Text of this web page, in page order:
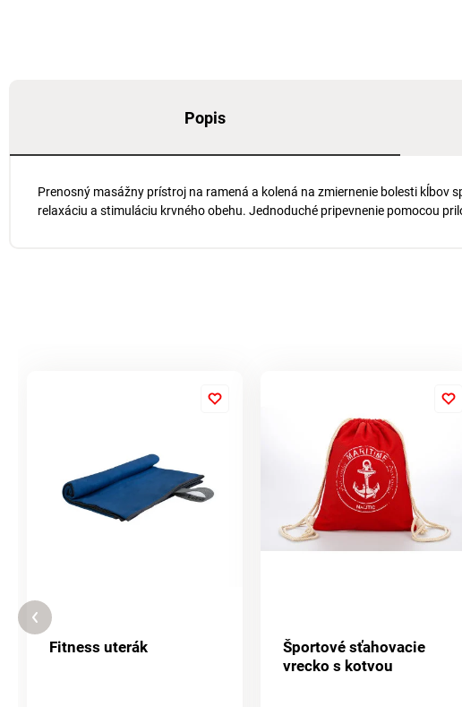
Popis
Prenosný masážny prístroj na ramená a kolená na zmiernenie bolesti
relaxáciu a stimuláciu krvného obehu. Jednoduché pripevnenie pomocou
Fitness uterák
Športové sťahovacie
vrecko s kotvou